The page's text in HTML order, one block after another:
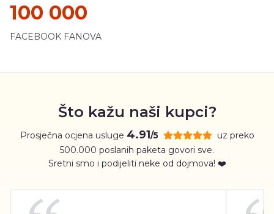
100 000
FACEBOOK FANOVA
Što kažu naši kupci?
Prosječna ocjena usluge 4.91/5
uz preko
500.000 poslanih paketa govori sve.
Sretni smo i podijeliti neke od dojmova! ❤️